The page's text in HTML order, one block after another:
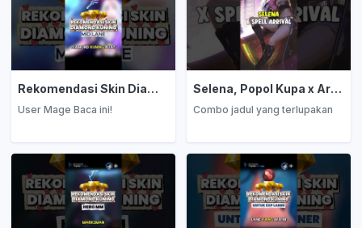
Rekomendasi Skin Diamond Kuning: Mage
User Mage Baca ini!
Selena, Popol Kupa x Arrival
Combo jadul yang terlupakan